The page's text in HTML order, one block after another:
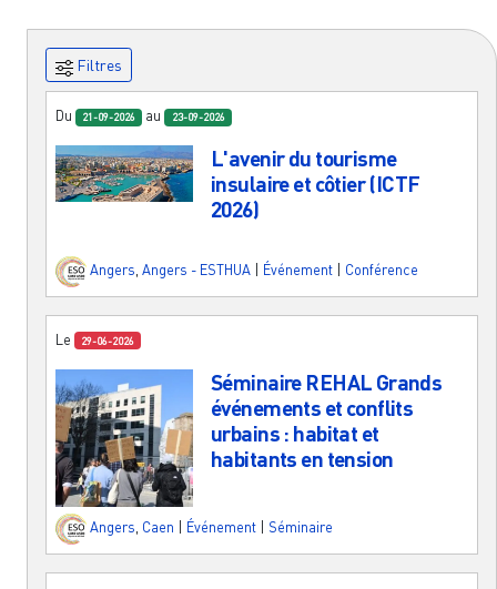
Filtres
Du 21-09-2026 au 23-09-2026
L'avenir du tourisme
insulaire et côtier (ICTF
2026)
Angers Angers - ESTHUA Événement Conférence
Le 29-06-2026
Séminaire REHAL Grands
événements et conflits
urbains : habitat et
habitants en tension
Angers Caen Événement Séminaire